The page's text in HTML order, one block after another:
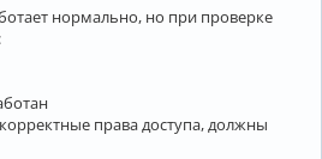
нормально, но при проверке
права доступа, должны